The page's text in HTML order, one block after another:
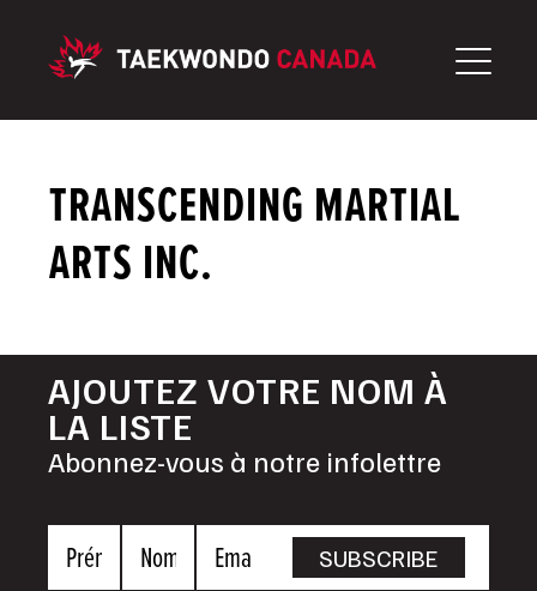
contenu
TRANSCENDING MARTIAL
ARTS INC.
AJOUTEZ VOTRE NOM À
LA LISTE
Abonnez-vous à notre infolettre
PrénomNom Email SUBSCRIBE